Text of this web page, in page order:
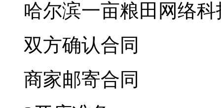
哈尔滨一亩粮田网络
双方确认合同
商家邮寄合同